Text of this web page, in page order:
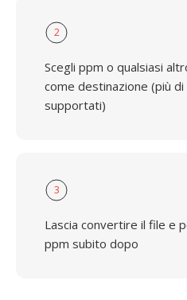
2
Scegli ppm o qualsiasi
come destinazione (più
supportati)
3
Lascia convertire il file e
ppm subito dopo